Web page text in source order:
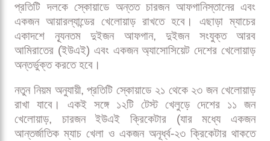
প্রতিটি দলকে স্কোয়াডে অন্তত চারজন আফগানিস্তানের এবং
একজন আয়ারল্যান্ডের খেলোয়াড় রাখতে হবে। এছাড়া ম্যাচের
একাদশে ন্যূনতম দুইজন আফগান, দুইজন সংযুক্ত আরব
আমিরাতের (ইউএই) এবং একজন অ্যাসোসিয়েট দেশের খেলোয়াড়
অন্তর্ভুক্ত করতে হবে।
নতুন নিয়ম অনুযায়ী, প্রতিটি স্কোয়াডে ২১ থেকে ২৩ জন খেলোয়াড়
রাখা যাবে। একই সঙ্গে ১২টি টেস্ট খেলুড়ে দেশের ১১ জন
খেলোয়াড়, চারজন ইউএই ক্রিকেটার (যার মধ্যে একজন
আন্তর্জাতিক ম্যাচ খেলা ও একজন অনূর্ধ্ব-২৩ ক্রিকেটার থাকতে